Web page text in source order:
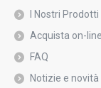
I Nostri Prodotti
Acquista on-line
FAQ
Notizie e novità